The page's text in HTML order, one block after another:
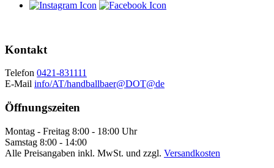
Kontakt
Telefon 0421-831111
E-Mail info/AT/handballbaer@DOT@de
Öffnungszeiten
Montag - Freitag 8:00 - 18:00 Uhr
Samstag 8:00 - 14:00
Alle Preisangaben inkl. MwSt. und zzgl. Versandkosten